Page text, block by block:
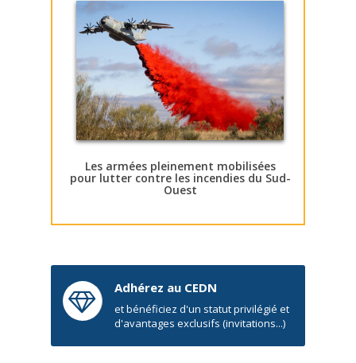
Les armées pleinement mobilisées
pour lutter contre les incendies du Sud-
Ouest
Adhérez au CEDN
et bénéficiez d'un statut privilégié et
d'avantages exclusifs (invitations...)